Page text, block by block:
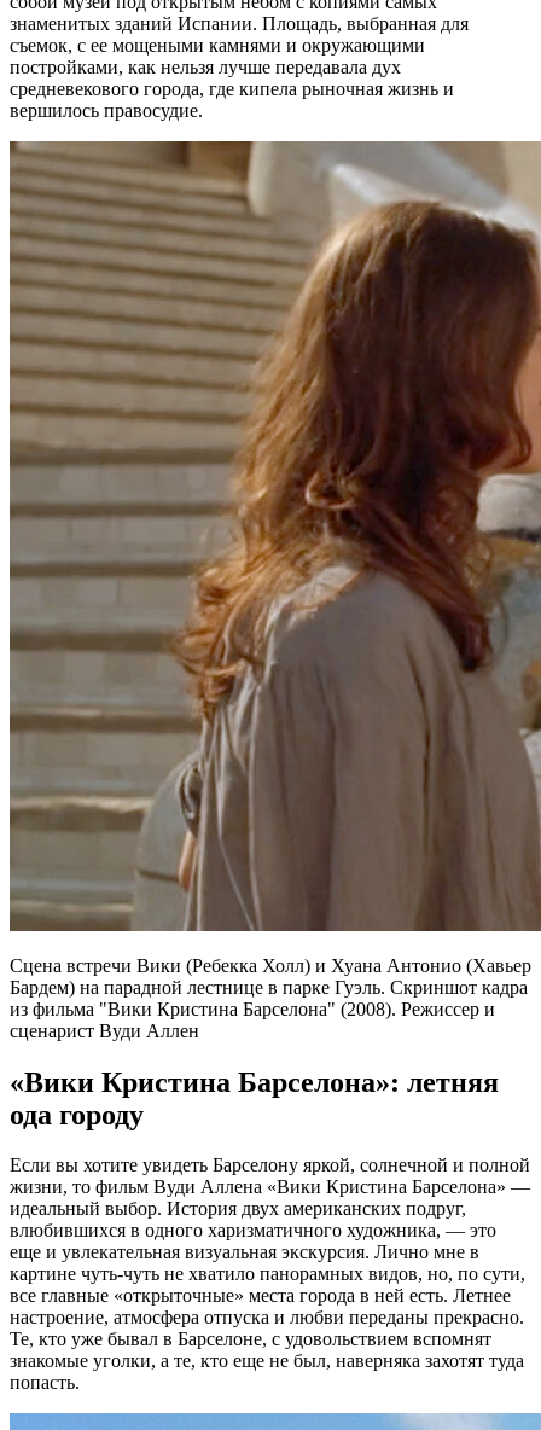
знаменитых зданий Испании. Площадь, выбранная для
съемок, с ее мощеными камнями и окружающими
постройками, как нельзя лучше передавала дух
средневекового города, где кипела рыночная жизнь и
вершилось правосудие.
Сцена встречи Вики (Ребекка Холл) и Хуана Антонио (Хавьер
Бардем) на парадной лестнице в парке Гуэль. Скриншот кадра
из фильма "Вики Кристина Барселона" (2008). Режиссер и
сценарист Вуди Аллен
«Вики Кристина Барселона»: летняя
ода городу
Если вы хотите увидеть Барселону яркой, солнечной и полной
жизни, то фильм Вуди Аллена «Вики Кристина Барселона» —
идеальный выбор. История двух американских подруг,
влюбившихся в одного харизматичного художника, — это
еще и увлекательная визуальная экскурсия. Лично мне в
картине чуть-чуть не хватило панорамных видов, но, по сути,
все главные «открыточные» места города в ней есть. Летнее
настроение, атмосфера отпуска и любви переданы прекрасно.
Те, кто уже бывал в Барселоне, с удовольствием вспомнят
знакомые уголки, а те, кто еще не был, наверняка захотят туда
попасть.